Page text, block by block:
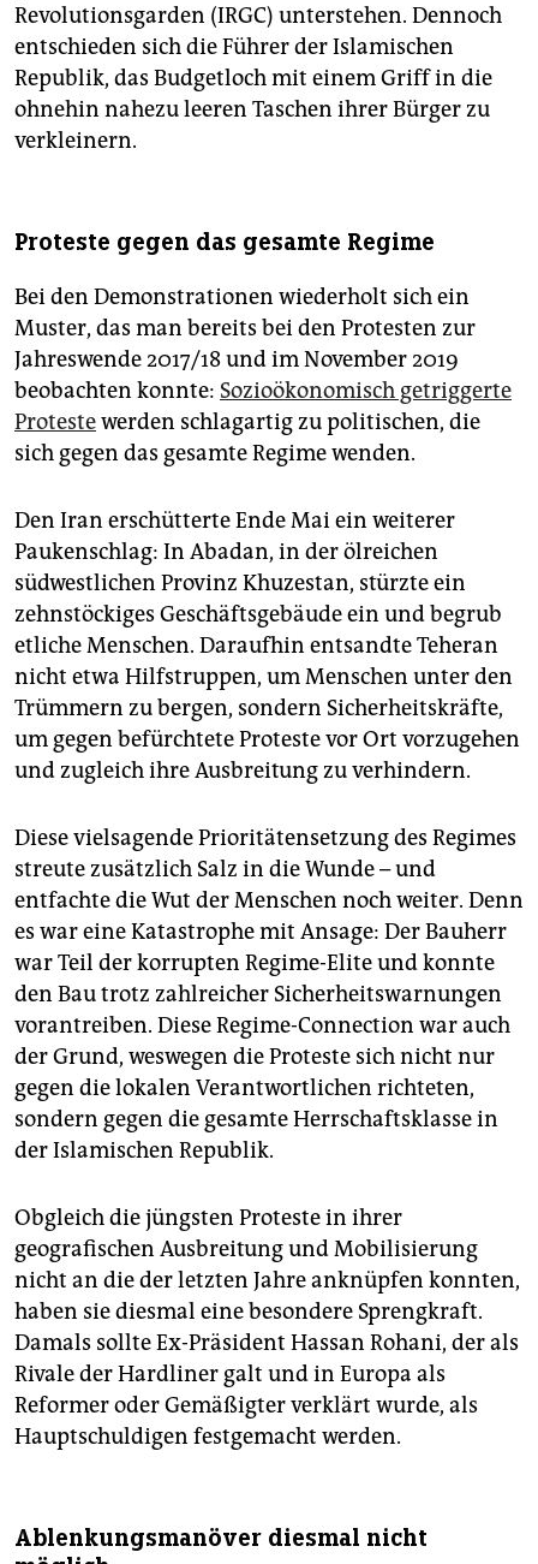
Revolutionsgarden (IRGC) unterstehen. Dennoch
entschieden sich die Führer der Islamischen
Republik, das Budgetloch mit einem Griff in die
ohnehin nahezu leeren Taschen ihrer Bürger zu
verkleinern.
Proteste gegen das gesamte Regime
Bei den Demonstrationen wiederholt sich ein
Muster, das man bereits bei den Protesten zur
Jahreswende 2017/18 und im November 2019
beobachten konnte: Sozioökonomisch getriggerte
Protestewerden schlagartig zu politischen, die
sich gegen das gesamte Regime wenden.
Den Iran erschütterte Ende Mai ein weiterer
Paukenschlag: In Abadan, in der ölreichen
südwestlichen Provinz Khuzestan, stürzte ein
zehnstöckiges Geschäftsgebäude ein und begrub
etliche Menschen. Daraufhin entsandte Teheran
nicht etwa Hilfstruppen, um Menschen unter den
Trümmern zu bergen, sondern Sicherheitskräfte,
um gegen befürchtete Proteste vor Ort vorzugehen
und zugleich ihre Ausbreitung zu verhindern.
Diese vielsagende Prioritätensetzung des Regimes
streute zusätzlich Salz in die Wunde – und
entfachte die Wut der Menschen noch weiter. Denn
es war eine Katastrophe mit Ansage: Der Bauherr
war Teil der korrupten Regime-Elite und konnte
den Bau trotz zahlreicher Sicherheitswarnungen
vorantreiben. Diese Regime-Connection war auch
der Grund, weswegen die Proteste sich nicht nur
gegen die lokalen Verantwortlichen richteten,
sondern gegen die gesamte Herrschaftsklasse in
der Islamischen Republik.
Obgleich die jüngsten Proteste in ihrer
geografischen Ausbreitung und Mobilisierung
nicht an die der letzten Jahre anknüpfen konnten,
haben sie diesmal eine besondere Sprengkraft.
Damals sollte Ex-Präsident Hassan Rohani, der als
Rivale der Hardliner galt und in Europa als
Reformer oder Gemäßigter verklärt wurde, als
Hauptschuldigen festgemacht werden.
Ablenkungsmanöver diesmal nicht